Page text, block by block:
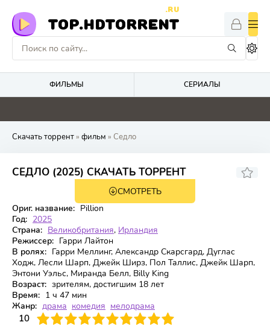
TOP.HDTORRENT
.RU
ФИЛЬМЫ СЕРИАЛЫ
0 0 0 0
Скачать торрент» фильм » Седло
СЕДЛО (2025) СКАЧАТЬ ТОРРЕНТ
7.4
СМОТРЕТЬ
Ориг. название: Pillion
Год: 2025
Страна: Великобритания, Ирландия
Режиссер: Гарри Лайтон
В ролях: Гарри Меллинг, Александр Скарсгард, Дуглас
Ходж, Лесли Шарп, Джейк Ширз, Пол Таллис, Джейк Шарп,
Энтони Уэльс, Миранда Белл, Billy King
Возраст: зрителям, достигшим 18 лет
Время: 1 ч 47 мин
Жанр: драма комедия мелодрама
10
4 6 7 8 9 10